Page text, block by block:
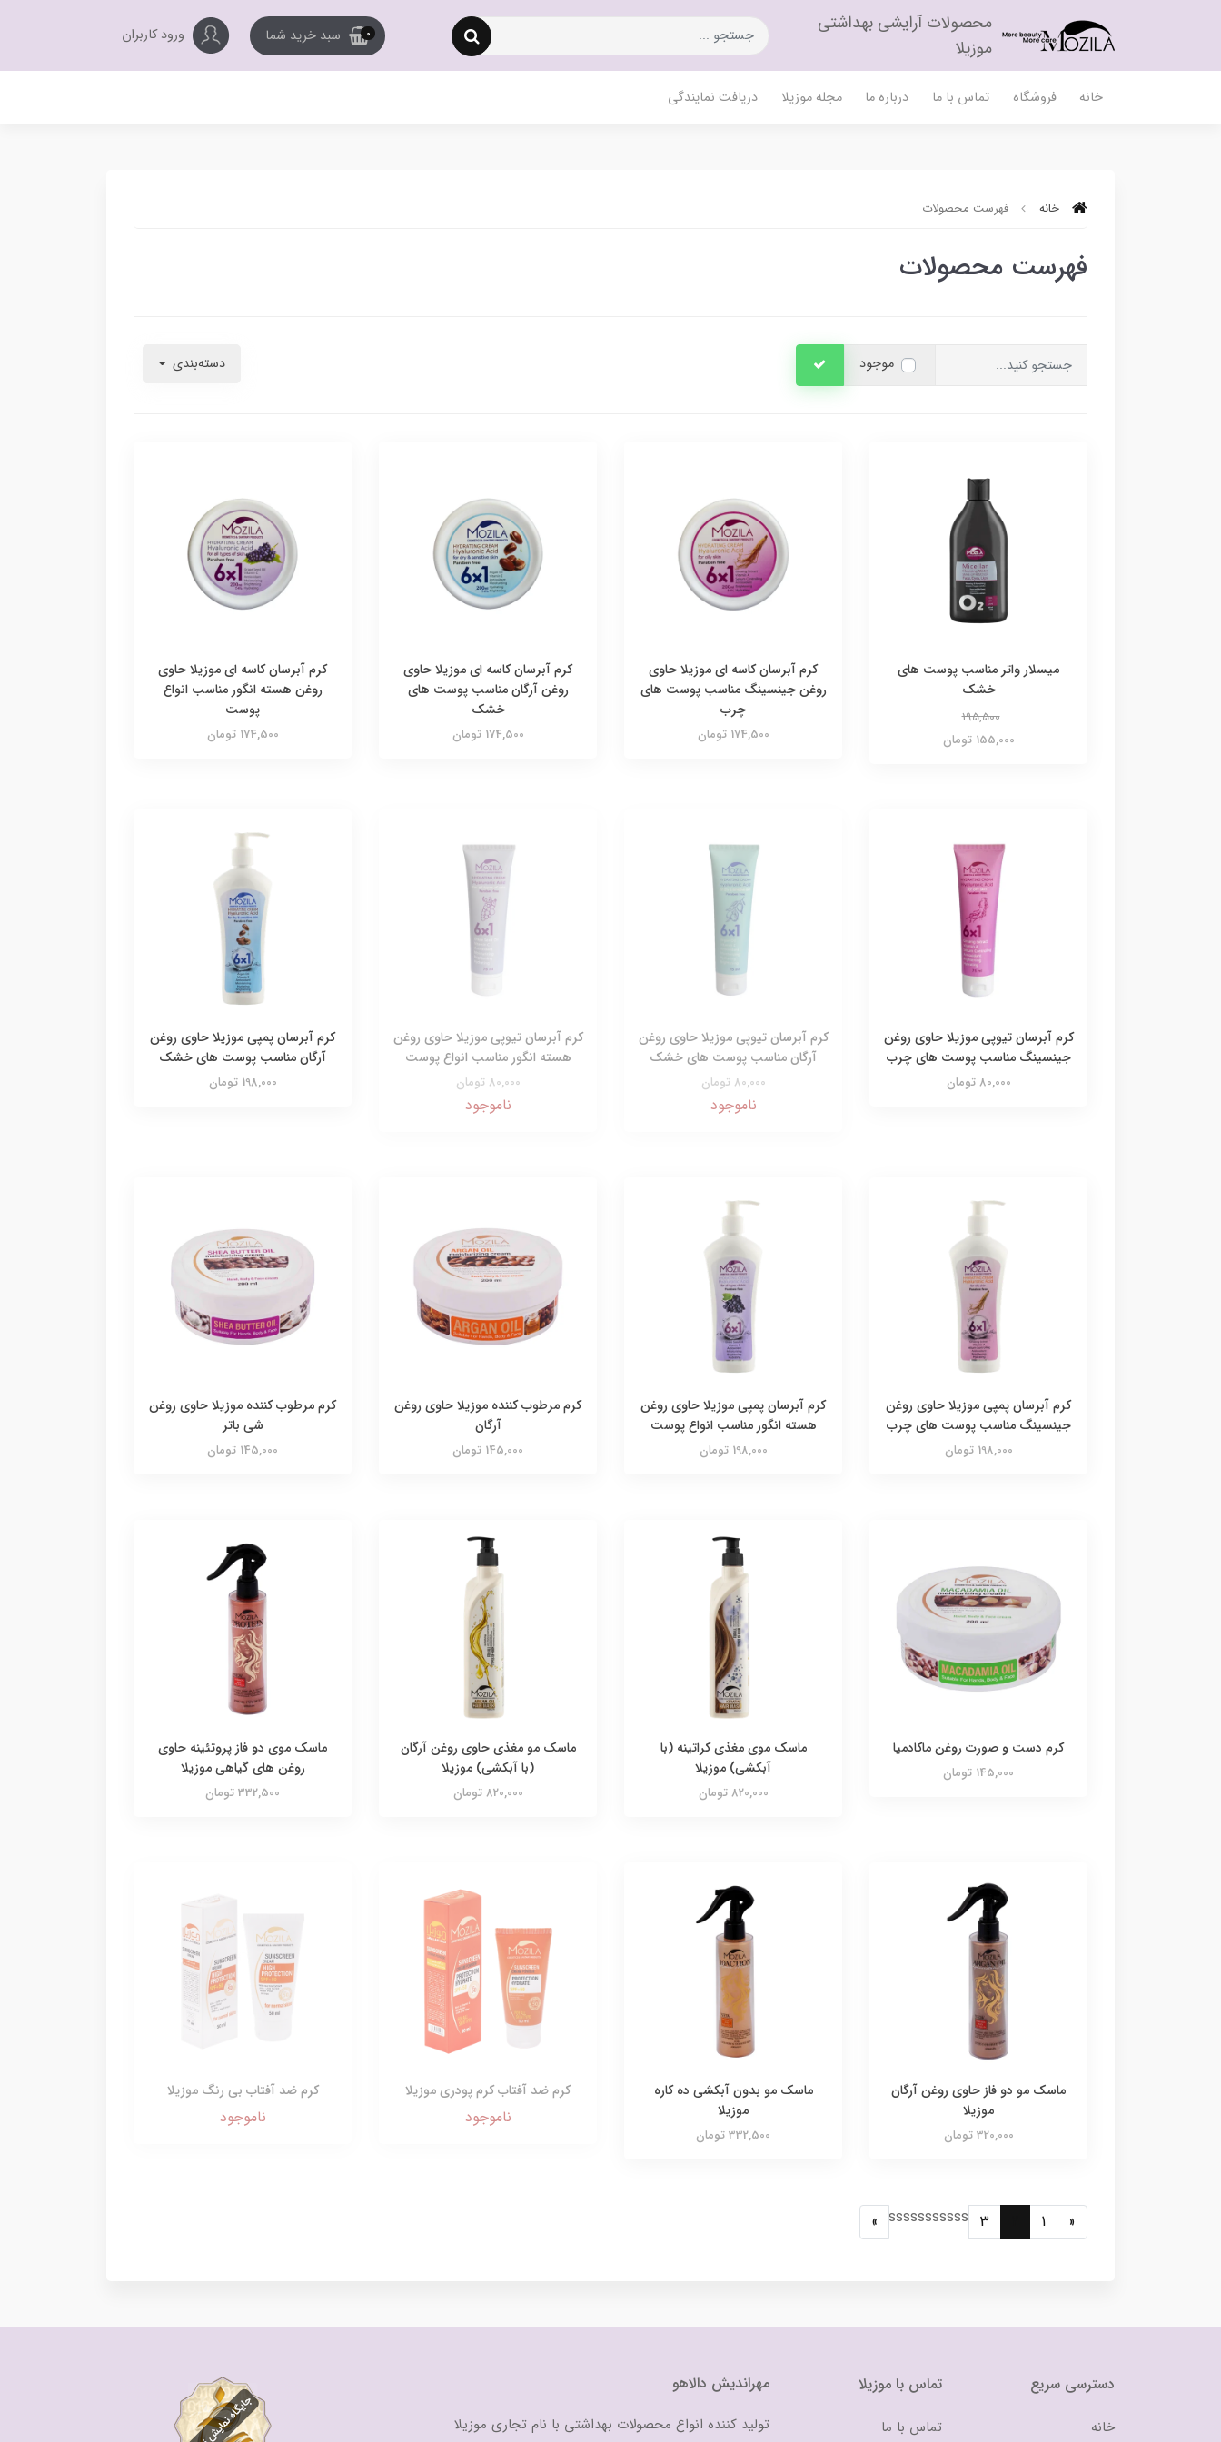
محصولات آرایشی بهداشتی
موزیلا
0 سبد خرید شما ورود کاربران
خانه فروشگاه تماس با ما درباره ما مجله موزیلا دریافت نمایندگی
خانه فهرست محصولات
فهرست محصولات
موجود دسته‌بندی
میسلار واتر مناسب پوست های
خشک
195,500
155,000 تومان
کرم آبرسان کاسه ای موزیلا حاوی
روغن جینسینگ مناسب پوست های
چرب
174,500 تومان
کرم آبرسان کاسه ای موزیلا حاوی
روغن آرگان مناسب پوست های
خشک
174,500 تومان
کرم آبرسان کاسه ای موزیلا حاوی
روغن هسته انگور مناسب انواع
پوست
174,500 تومان
کرم آبرسان تیوپی موزیلا حاوی روغن
جینسینگ مناسب پوست های چرب
80,000 تومان
کرم آبرسان تیوپی موزیلا حاوی روغن
آرگان مناسب پوست های خشک
80,000 تومان
ناموجود
کرم آبرسان تیوپی موزیلا حاوی روغن
هسته انگور مناسب انواع پوست
80,000 تومان
ناموجود
کرم آبرسان پمپی موزیلا حاوی روغن
آرگان مناسب پوست های خشک
198,000 تومان
کرم آبرسان پمپی موزیلا حاوی روغن
جینسینگ مناسب پوست های چرب
198,000 تومان
کرم آبرسان پمپی موزیلا حاوی روغن
هسته انگور مناسب انواع پوست
198,000 تومان
کرم مرطوب کننده موزیلا حاوی روغن
آرگان
145,000 تومان
کرم مرطوب کننده موزیلا حاوی روغن
شی باتر
145,000 تومان
کرم دست و صورت روغن ماکادمیا
145,000 تومان
ماسک موی مغذی کراتینه (با
آبکشی) موزیلا
820,000 تومان
ماسک مو مغذی حاوی روغن آرگان
(با آبکشی) موزیلا
820,000 تومان
ماسک موی دو فاز پروتئینه حاوی
روغن های گیاهی موزیلا
332,500 تومان
ماسک مو دو فاز حاوی روغن آرگان
موزیلا
320,000 تومان
ماسک مو بدون آبکشی ده کاره
موزیلا
332,500 تومان
کرم ضد آفتاب کرم پودری موزیلا
ناموجود
کرم ضد آفتاب بی رنگ موزیلا
ناموجود
«
1
3
sssssssssss
»
دسترسی سریع
خانه
تماس با موزیلا
تماس با ما
مهراندیش دالاهو
تولید کننده انواع محصولات بهداشتی با نام تجاری موزیلا